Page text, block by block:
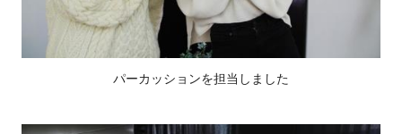
パーカッションを担当しました